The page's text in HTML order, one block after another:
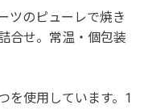
ツのピューレで焼き
合せ。常温・個包装
を使用しています。1